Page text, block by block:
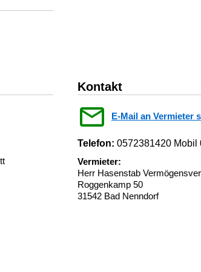
Kontakt
E-Mail an Vermieter
Telefon: 0572381420 Mobil
Vermieter:
Herr Hasenstab
Roggenkamp 50
31542 Bad Nenndorf